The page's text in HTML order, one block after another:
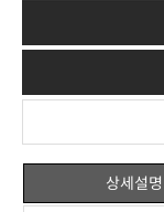
상세설명